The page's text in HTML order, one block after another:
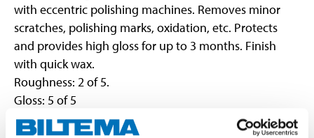
with eccentric polishing machines. Removes minor
scratches, polishing marks, oxidation, etc. Protects
and provides high gloss for up to 3 months. Finish
with quick wax.
Roughness: 2 of 5.
Gloss: 5 of 5